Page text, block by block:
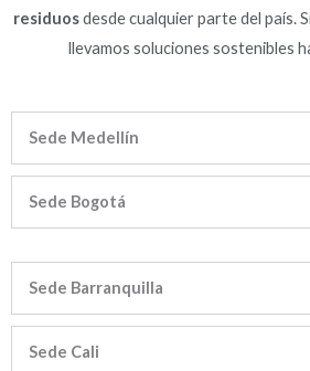
residuosdesde cualquier parte del país.
llevamos soluciones sostenibles
Sede Medellín
Sede Bogotá
Sede Barranquilla
Sede Cali